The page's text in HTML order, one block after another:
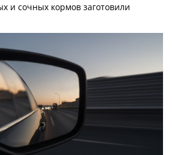
и сочных кормов заготовили